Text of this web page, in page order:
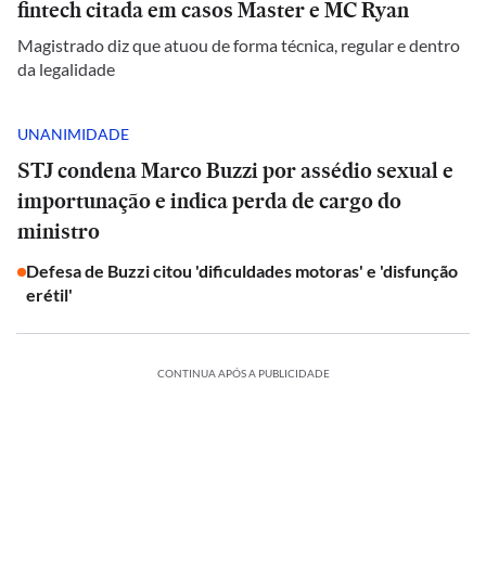
fintech citada em casos Master e MC Ryan
Magistrado diz que atuou de forma técnica, regular e dentro
da legalidade
UNANIMIDADE
STJ condena Marco Buzzi por assédio sexual e
importunação e indica perda de cargo do
ministro
Defesa de Buzzi citou 'dificuldades motoras' e 'disfunção
erétil'
CONTINUA APÓS A PUBLICIDADE